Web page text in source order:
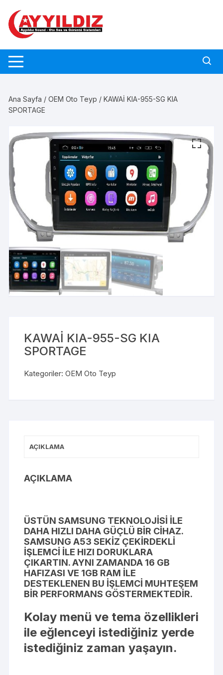
content
Ana Sayfa /OEM Oto Teyp / KAWAİ KIA-955-SG KIA
SPORTAGE
KAWAİ KIA-955-SG KIA
SPORTAGE
Kategoriler:OEM Oto Teyp
AÇIKLAMA
AÇIKLAMA
ÜSTÜN SAMSUNG TEKNOLOJISI ILE
DAHA HIZLI DAHA GÜÇLÜ BIR CIHAZ.
SAMSUNG A53 SEKIZ ÇEKIRDEKLI
IŞLEMCI ILE HIZI DORUKLARA
ÇIKARTIN. AYNI ZAMANDA 16 GB
HAFIZASI VE 1GB RAM ILE
DESTEKLENEN BU IŞLEMCI MUHTEŞEM
BIR PERFORMANS GÖSTERMEKTEDIR.
Kolay menü ve tema özellikleri
ile eğlenceyi istediğiniz yerde
istediğiniz zaman yaşayın.